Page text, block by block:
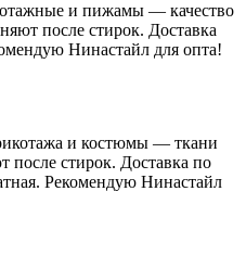
и пижамы — качество
после стирок. Доставка
Нинастайл для опта!
и костюмы — ткани
стирок. Доставка по
Рекомендую Нинастайл